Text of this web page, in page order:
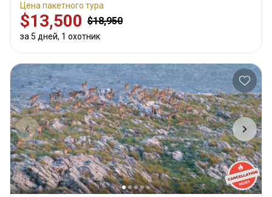
Цена пакетного тура
$13,500 $18,950
за 5 дней, 1 охотник